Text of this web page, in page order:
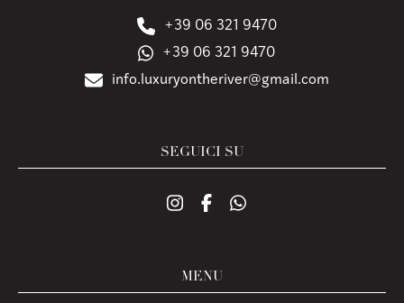
+39 06 321 9470
+39 06 321 9470
info.luxuryontheriver@gmail.com
SEGUICI SU
MENU